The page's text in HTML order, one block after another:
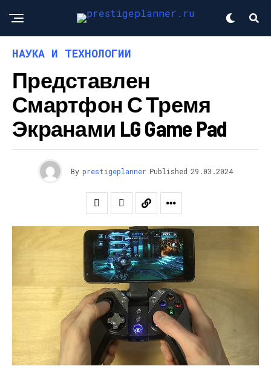
НАУКА И ТЕХНОЛОГИИ
Представлен
Смартфон С Тремя
Экранами LG Game Pad
By prestigeplanner Published 29.03.2024